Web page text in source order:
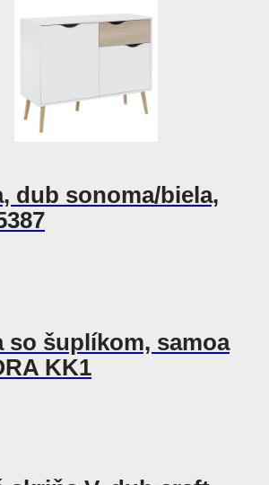
dub sonoma/biela,
so šuplíkom, samoa
KK1